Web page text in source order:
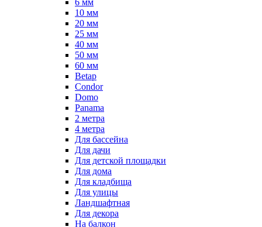
6 мм
10 мм
20 мм
25 мм
40 мм
50 мм
60 мм
Betap
Condor
Domo
Panama
2 метра
4 метра
Для бассейна
Для дачи
Для детской площадки
Для дома
Для кладбища
Для улицы
Ландшафтная
Для декора
На балкон